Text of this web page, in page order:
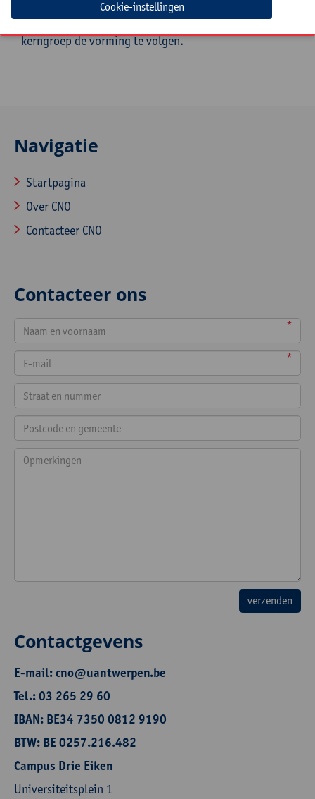
onderwijs (2de tot en met 6de leerjaar).
kerngroep de vorming te volgen.
Navigatie
Startpagina
Over CNO
Contacteer CNO
Contacteer ons
*
*
Contactgevens
E-mail:cno@uantwerpen.be
Tel.: 03 265 29 60
IBAN: BE34 7350 0812 9190
BTW: BE 0257.216.482
Campus Drie Eiken
Universiteitsplein 1
Cookie-instellingen